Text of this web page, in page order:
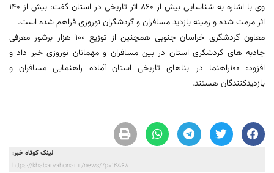
وی با اشاره به شناسایی بیش از 860 اثر تاریخی در استان گفت: بیش از 140
اثر مرمت شده و زمینه بازدید مسافران و گردشگران نوروزی فراهم شده است.
معاون گردشگری خراسان جنوبی همچنین از توزیع 100 هزار برشور معرفی
جاذبه های گردشگری استان در بین مسافران و مهمانان نوروزی خبر داد و
افزود: 100راهنما در بناهای تاریخی استان آماده راهنمایی مسافران و
بازدیدکنندگان هستند.
لینک کوتاه خبر:
https://khabarvahonar.ir/news/?p=14568